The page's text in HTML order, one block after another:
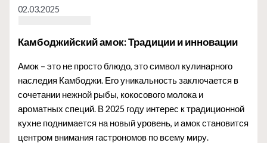
02.03.2025
Камбоджийский амок: Традиции и инновации
Амок – это не просто блюдо, это символ кулинарного
наследия Камбоджи. Его уникальность заключается в
сочетании нежной рыбы, кокосового молока и
ароматных специй. В 2025 году интерес к традиционной
кухне поднимается на новый уровень, и амок становится
центром внимания гастрономов по всему миру.